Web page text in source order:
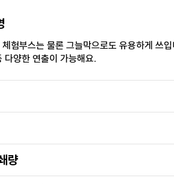
체험부스는 물론 그늘막으로도 유용하게 쓰
다양한 연출이 가능해요.
량